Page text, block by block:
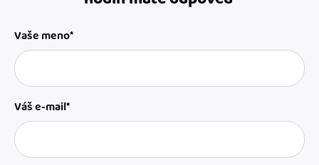
Vaše meno*
Váš e-mail*